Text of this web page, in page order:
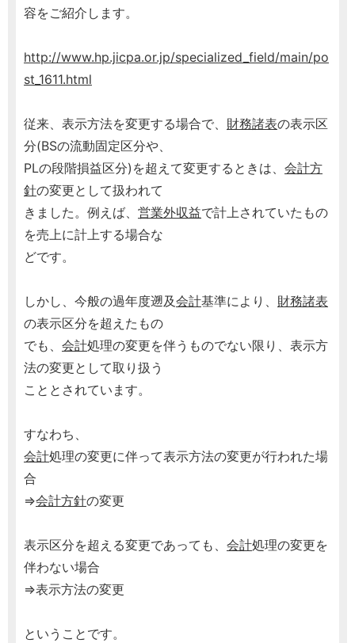
容をご紹介します。
http://www.hp.jicpa.or.jp/specialized_field/main/po
st_1611.html
従来、表示方法を変更する場合で、 財務諸表の表示区
分(BSの流動固定区分や、
PLの段階損益区分)を超えて変更するときは、 会計方
針の変更として扱われて
きました。例えば、 営業外収益で計上されていたもの
を売上に計上する場合な
どです。
しかし、今般の過年度遡及会計基準により、 財務諸表
の表示区分を超えたもの
でも、 会計処理の変更を伴うものでない限り、表示方
法の変更として取り扱う
こととされています。
すなわち、
会計処理の変更に伴って表示方法の変更が行われた場
合
⇒会計方針の変更
表示区分を超える変更であっても、 会計処理の変更を
伴わない場合
⇒表示方法の変更
ということです。